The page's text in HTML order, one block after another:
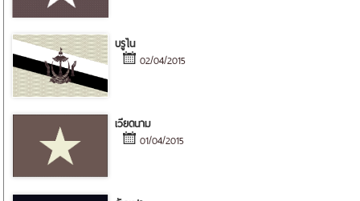
บรูไน
02/04/2015
เวียดนาม
01/04/2015